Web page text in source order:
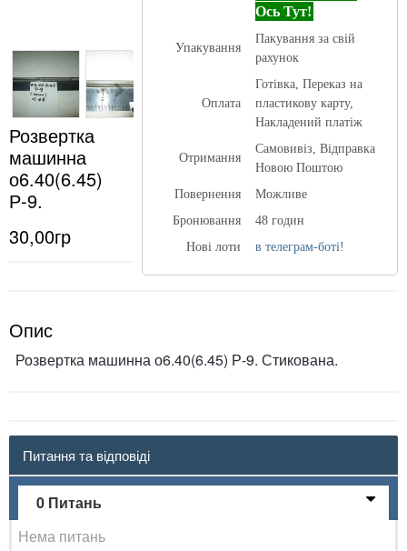
Розвертка
машинна
о6.40(6.45)
Р-9.
30,00гр
Ось Тут!
Упакування
Пакування за свій
рахунок
Оплата
Готівка, Переказ на
пластикову карту,
Накладений платіж
Отримання
Самовивіз, Відправка
Новою Поштою
Повернення
Можливе
Бронювання
48 годин
Нові лоти
в телеграм-боті!
Опис
Розвертка машинна о6.40(6.45) Р-9. Стикована.
Питання та відповіді
0 Питань
Нема питань